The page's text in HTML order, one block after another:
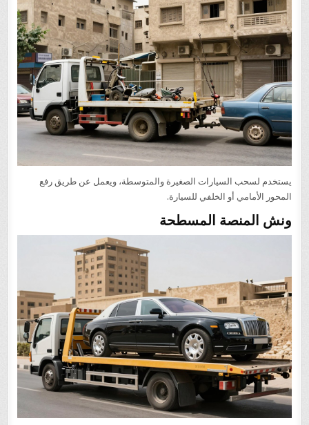
يستخدم لسحب السيارات الصغيرة والمتوسطة، ويعمل عن طريق رفع
المحور الأمامي أو الخلفي للسيارة.
ونش المنصة المسطحة